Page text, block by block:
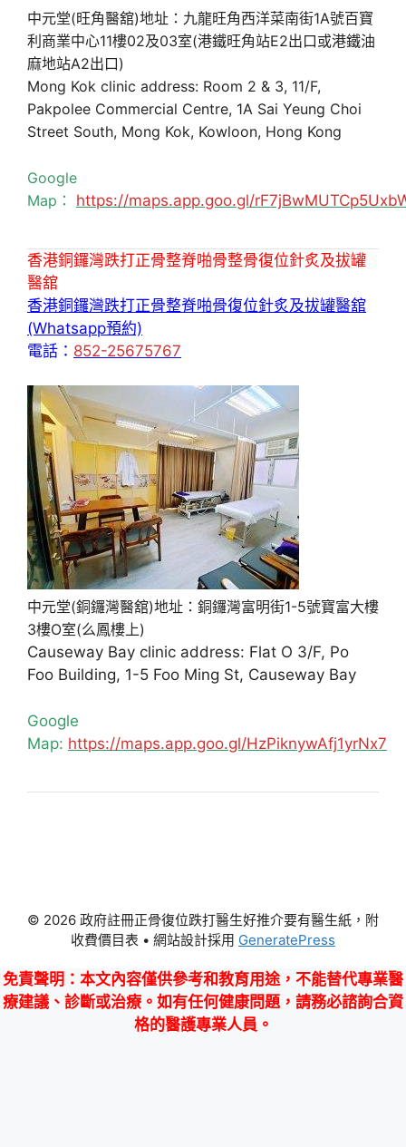
中元堂(旺角醫舘)地址：九龍旺角西洋菜南街1A號百寶
利商業中心11樓02及03室(港鐵旺角站E2出口或港鐵油
麻地站A2出口)
Mong Kok clinic address: Room 2 & 3, 11/F,
Pakpolee Commercial Centre, 1A Sai Yeung Choi
Street South, Mong Kok, Kowloon, Hong Kong
Google
Map： https://maps.app.goo.gl/
香港銅鑼灣跌打正骨整脊啪骨整骨復位針炙及拔罐
醫舘
香港銅鑼灣跌打正骨整脊啪骨復位針炙及拔罐醫舘
(Whatsapp預約)
電話： 852-25675767
中元堂(銅鑼灣醫舘)地址：銅鑼灣富明街1-5號寶富大樓
3樓O室(么鳳樓上)
Causeway Bay clinic address: Flat O 3/F, Po
Foo Building, 1-5 Foo Ming St, Causeway Bay
Google
Map: https://maps.app.goo.gl/HzPiknywAfj1yrNx7
© 2026 政府註冊正骨復位跌打醫生好推介要有醫生紙，附
收費價目表 • 網站設計採用 GeneratePress
免責聲明 ：本文內容僅供參考和教育用途，不能替代專業醫
療建議、診斷或治療。如有任何健康問題，請務必諮詢合資
格的醫護專業人員。